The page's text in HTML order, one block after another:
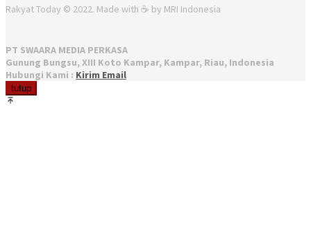
Rakyat Today © 2022. Made with ☕ by MRI Indonesia
PT SWAARA MEDIA PERKASA
Gunung Bungsu, XIII Koto Kampar, Kampar, Riau, Indonesia
Hubungi Kami : Kirim Email
tutup